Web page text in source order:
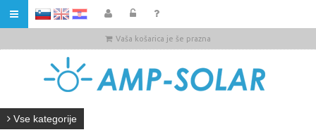
HR
Vaša košarica je še prazna
Vse kategorije